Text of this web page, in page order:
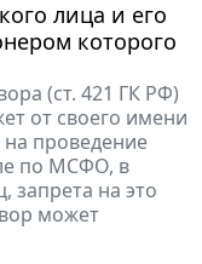
лица и его
которого
(ст. 421 ГК РФ)
от своего имени
на проведение
по МСФО, в
запрета на это
может